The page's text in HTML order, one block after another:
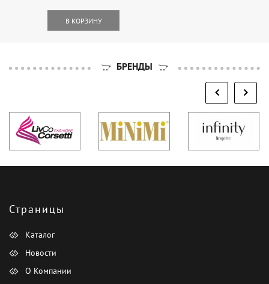
В КОРЗИНУ
БРЕНДЫ
Страницы
Каталог
Новости
О Компании